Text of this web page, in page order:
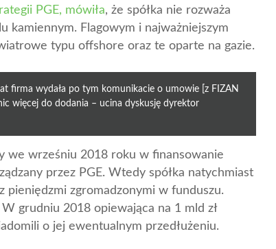
PGE, mówiła, że spółka nie rozważa
kamiennym. Flagowym i najważniejszym
typu offshore oraz te oparte na gazie.
firma wydała po tym komunikacie o umowie [z FIZAN
więcej do dodania – ucina dyskusję dyrektor
we wrześniu 2018 roku w finansowanie
przez PGE. Wtedy spółka natychmiast
pieniędzmi zgromadzonymi w funduszu.
W grudniu 2018 opiewająca na 1 mld zł
o jej ewentualnym przedłużeniu.